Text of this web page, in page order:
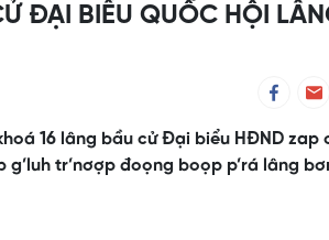
ĐẠI BIỂU QUỐC HỘI
16 lâng bầu cử Đại biểu HĐND zap
tr’nơợp đoọng boọp p’rá lâng